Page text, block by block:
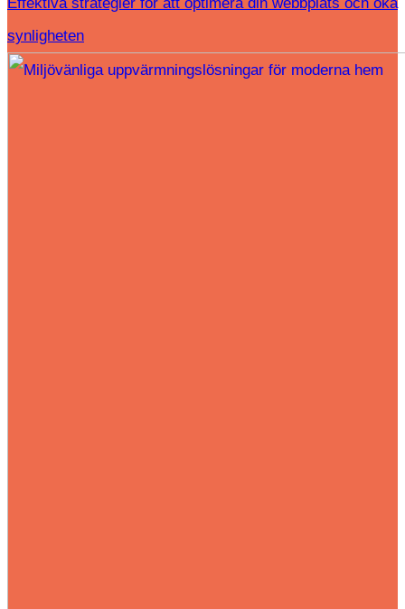
synligheten